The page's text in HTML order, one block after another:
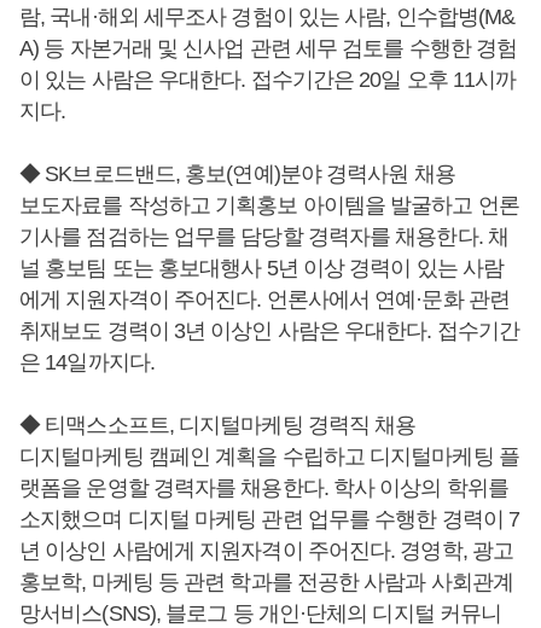
람, 국내·해외 세무조사 경험이 있는 사람, 인수합병(M&
A) 등 자본거래 및 신사업 관련 세무 검토를 수행한 경험
이 있는 사람은 우대한다. 접수기간은 20일 오후 11시까
지다.
◆ SK브로드밴드, 홍보(연예)분야 경력사원 채용
보도자료를 작성하고 기획홍보 아이템을 발굴하고 언론
기사를 점검하는 업무를 담당할 경력자를 채용한다. 채
널 홍보팀 또는 홍보대행사 5년 이상 경력이 있는 사람
에게 지원자격이 주어진다. 언론사에서 연예·문화 관련
취재보도 경력이 3년 이상인 사람은 우대한다. 접수기간
은 14일까지다.
◆ 티맥스소프트, 디지털마케팅 경력직 채용
디지털마케팅 캠페인 계획을 수립하고 디지털마케팅 플
랫폼을 운영할 경력자를 채용한다. 학사 이상의 학위를
소지했으며 디지털 마케팅 관련 업무를 수행한 경력이 7
년 이상인 사람에게 지원자격이 주어진다. 경영학, 광고
홍보학, 마케팅 등 관련 학과를 전공한 사람과 사회관계
망서비스(SNS), 블로그 등 개인·단체의 디지털 커뮤니